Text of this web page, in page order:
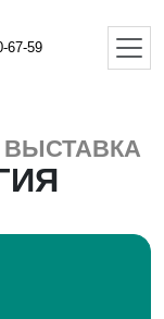
67-59